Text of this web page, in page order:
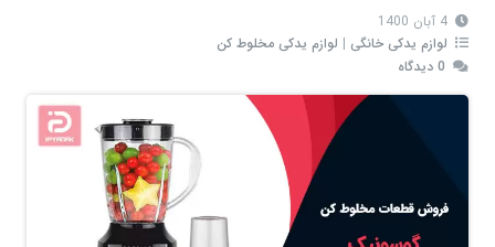
لوازم یدکی خانگی | لوازم یدکی مخلوط کن